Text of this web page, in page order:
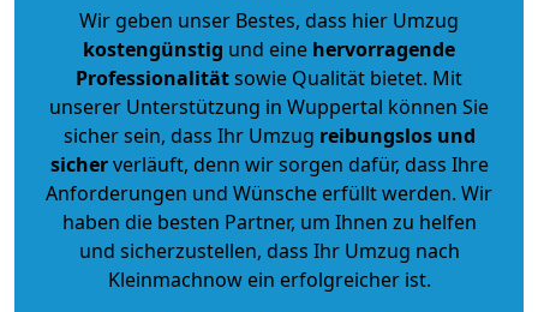
Wir geben unser Bestes, dass hier Umzug
kostengünstig und eine hervorragende
Professionalitätsowie Qualität bietet. Mit
unserer Unterstützung in Wuppertal können Sie
sicher sein, dass Ihr Umzug reibungslos und
sicherverläuft, denn wir sorgen dafür, dass Ihre
Anforderungen und Wünsche erfüllt werden. Wir
haben die besten Partner, um Ihnen zu helfen
und sicherzustellen, dass Ihr Umzug nach
Kleinmachnow ein erfolgreicher ist.